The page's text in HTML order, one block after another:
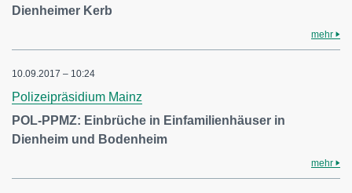
Dienheimer Kerb
mehr
10.09.2017 – 10:24
Polizeipräsidium Mainz
POL-PPMZ: Einbrüche in Einfamilienhäuser in
Dienheim und Bodenheim
mehr